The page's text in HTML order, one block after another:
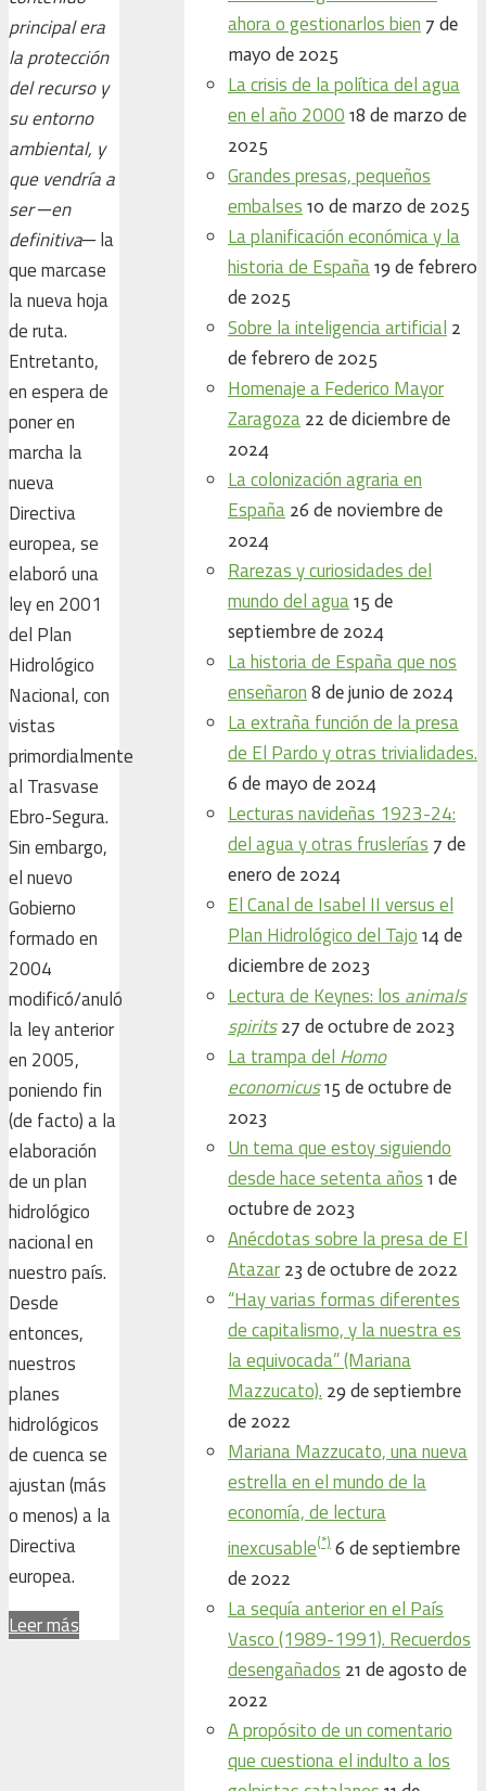
principal era
la protección
del recurso y
su entorno
ambiental, y
que vendría a
ser ─en
definitiva─la
que marcase
la nueva hoja
de ruta.
Entretanto,
en espera de
poner en
marcha la
nueva
Directiva
europea, se
elaboró una
ley en 2001
del Plan
Hidrológico
Nacional, con
vistas
primordialmente
al Trasvase
Ebro-Segura.
Sin embargo,
el nuevo
Gobierno
formado en
2004
modificó/anuló
la ley anterior
en 2005,
poniendo fin
(de facto) a la
elaboración
de un plan
hidrológico
nacional en
nuestro país.
Desde
entonces,
nuestros
planes
hidrológicos
de cuenca se
ajustan (más
o menos) a la
Directiva
europea.
Leer más
ahora o gestionarlos bien 7 de
mayo de 2025
La crisis de la política del agua
en el año 2000 18 de marzo de
2025
Grandes presas, pequeños
embalses 10 de marzo de 2025
La planificación económica y la
historia de España 19 de febrero
de 2025
Sobre la inteligencia artificial 2
de febrero de 2025
Homenaje a Federico Mayor
Zaragoza 22 de diciembre de
2024
La colonización agraria en
España 26 de noviembre de
2024
Rarezas y curiosidades del
mundo del agua 15 de
septiembre de 2024
La historia de España que nos
enseñaron 8 de junio de 2024
La extraña función de la presa
de El Pardo y otras trivialidades.
6 de mayo de 2024
Lecturas navideñas 1923-24:
del agua y otras fruslerías 7 de
enero de 2024
El Canal de Isabel II versus el
Plan Hidrológico del Tajo 14 de
diciembre de 2023
Lectura de Keynes: los animals
spirits 27 de octubre de 2023
La trampa del Homo
economicus 15 de octubre de
2023
Un tema que estoy siguiendo
desde hace setenta años 1 de
octubre de 2023
Anécdotas sobre la presa de El
Atazar 23 de octubre de 2022
“Hay varias formas diferentes
de capitalismo, y la nuestra es
la equivocada” (Mariana
Mazzucato). 29 de septiembre
de 2022
Mariana Mazzucato, una nueva
estrella en el mundo de la
economía, de lectura
inexcusable(*) 6 de septiembre
de 2022
La sequía anterior en el País
Vasco (1989-1991). Recuerdos
desengañados 21 de agosto de
2022
A propósito de un comentario
que cuestiona el indulto a los